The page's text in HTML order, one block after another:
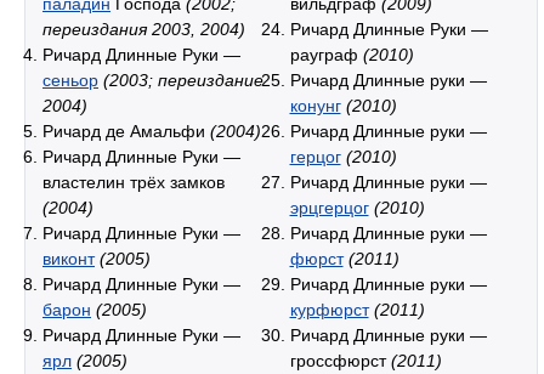
переиздания 2003, 2004)
Ричард Длинные Руки —
сеньор (2003; переиздание
2004)
Ричард де Амальфи (2004)
Ричард Длинные Руки —
властелин трёх замков
(2004)
Ричард Длинные Руки —
виконт (2005)
Ричард Длинные Руки —
барон (2005)
Ричард Длинные Руки —
ярл (2005)
Ричард Длинные Руки —
рауграф (2010)
Ричард Длинные руки —
конунг (2010)
Ричард Длинные руки —
герцог (2010)
Ричард Длинные руки —
эрцгерцог (2010)
Ричард Длинные руки —
фюрст (2011)
Ричард Длинные руки —
курфюрст (2011)
Ричард Длинные руки —
гроссфюрст(2011)